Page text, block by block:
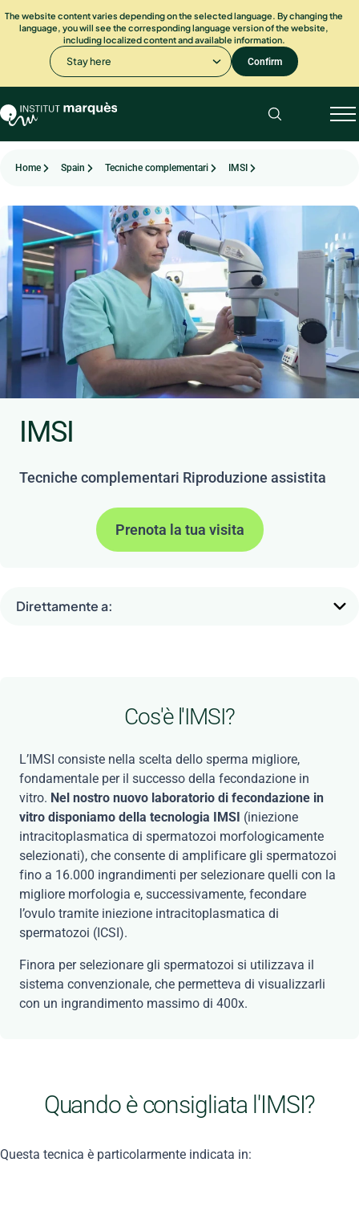
The website content varies depending on the selected language. By changing the
language, you will see the corresponding language version of the website,
including localized content and available information.
Stay here Confirm
Home Spain Tecniche complementari IMSI
IMSI
Tecniche complementari Riproduzione assistita
Prenota la tua visita
Direttamente a:
Cos'è l'IMSI?
L’IMSI consiste nella scelta dello sperma migliore,
fondamentale per il successo della fecondazione in
vitro. Nel nostro nuovo laboratorio di fecondazione in
vitro disponiamo della tecnologia IMSI (iniezione
intracitoplasmatica di spermatozoi morfologicamente
selezionati), che consente di amplificare gli spermatozoi
fino a 16.000 ingrandimenti per selezionare quelli con la
migliore morfologia e, successivamente, fecondare
l’ovulo tramite iniezione intracitoplasmatica di
spermatozoi (ICSI).
Finora per selezionare gli spermatozoi si utilizzava il
sistema convenzionale, che permetteva di visualizzarli
con un ingrandimento massimo di 400x.
Quando è consigliata l'IMSI?
Questa tecnica è particolarmente indicata in: